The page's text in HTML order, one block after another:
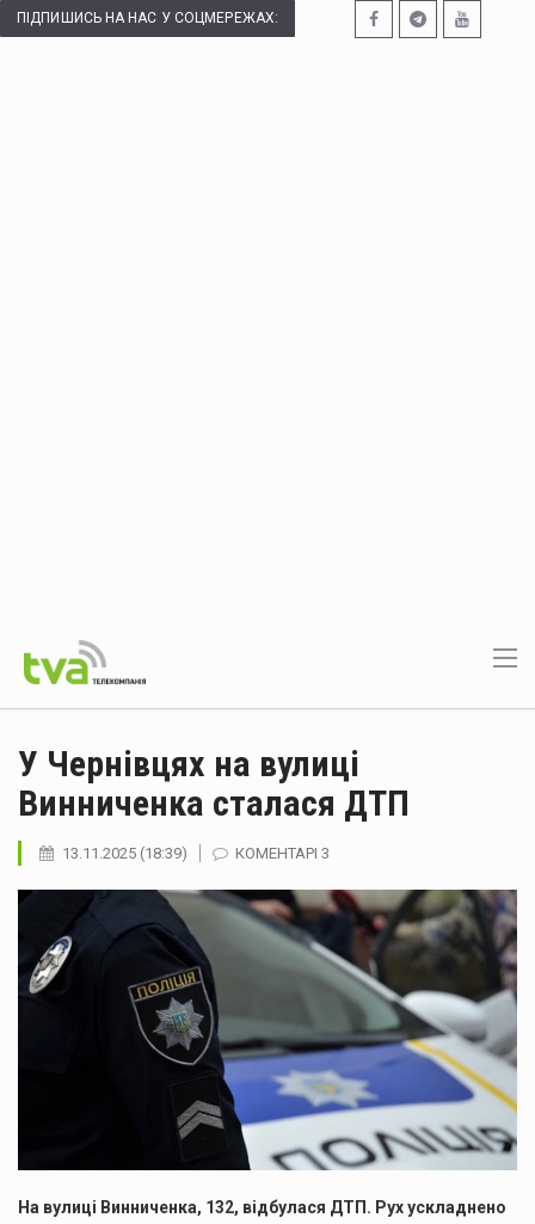
ПІДПИШИСЬ НА НАС У СОЦМЕРЕЖАХ:
У Чернівцях на вулиці
Винниченка сталася ДТП
13.11.2025 (18:39) КОМЕНТАРІ 3
​На вулиці Винниченка, 132, відбулася ДТП. Рух ускладнено